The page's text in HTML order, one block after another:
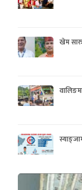
खेम